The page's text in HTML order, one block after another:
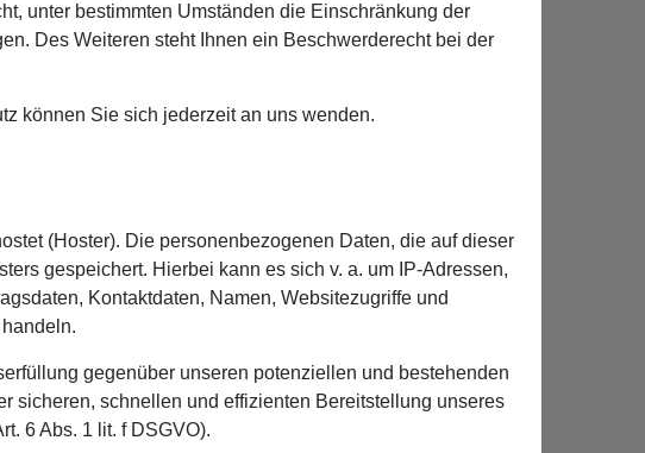
unter bestimmten Umständen die Einschränkung der
Des Weiteren steht Ihnen ein Beschwerderecht bei der
können Sie sich jederzeit an uns wenden.
(Hoster). Die personenbezogenen Daten, die auf dieser
gespeichert. Hierbei kann es sich v. a. um IP-Adressen,
Kontaktdaten, Namen, Websitezugriffe und
gegenüber unseren potenziellen und bestehenden
sicheren, schnellen und effizienten Bereitstellung unseres
6 Abs. 1 lit. f DSGVO).